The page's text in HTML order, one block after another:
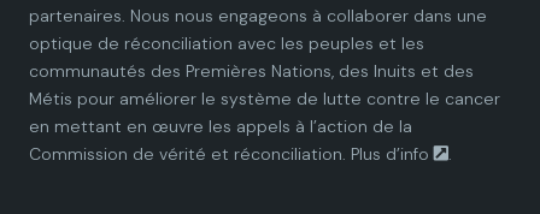
a
r
t
a
r
t
a
r
t
a
r
t
a
r
t
partenaires. Nous nous engageons à collaborer dans une
optique de réconciliation avec les peuples et les
communautés des Premières Nations, des Inuits et des
Métis pour améliorer le système de lutte contre le cancer
en mettant en œuvre les appels à l’action de la
Commission de vérité et réconciliation. Plus d’info .